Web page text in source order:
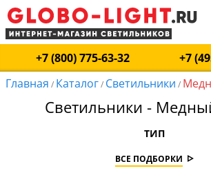
+7 (800) 775-63-32
+7
Главная / Каталог/ Светильники /
Светильники -
ТИП
ВСЕ ПОДБОРКИ